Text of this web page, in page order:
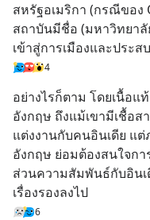
สหรัฐอเมริกา (กรณีของ
สถาบันมีชื่อ (มหาวิทยาลั
เข้าสู่การเมืองและประ
4
อย่างไรก็ตาม โดยเนื้อแ
อังกฤษ ถึงแม้เขามีเชื้อ
แต่งงานกับคนอินเดีย แต่
อังกฤษ ย่อมต้องสนใจก
ส่วนความสัมพันธ์กับอินเ
เรื่องรองลงไป
6